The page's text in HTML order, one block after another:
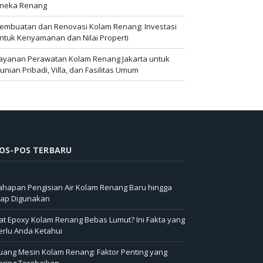
Renang
dan Renovasi Kolam Renang: Investasi
Kenyamanan dan Nilai Properti
Perawatan Kolam Renang Jakarta untuk
Pribadi, Villa, dan Fasilitas Umum
POS TERBARU
Pengisian Air Kolam Renang Baru hingga
Digunakan
Epoxy Kolam Renang Bebas Lumut? Ini Fakta yang
Anda Ketahui
Mesin Kolam Renang: Faktor Penting yang